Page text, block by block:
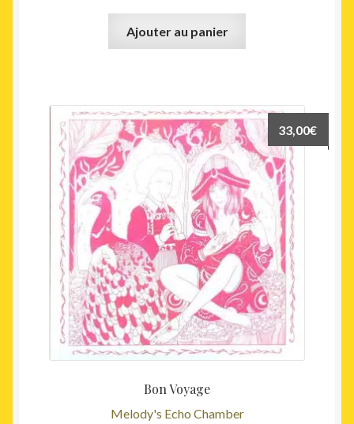
Ajouter au panier
Bon Voyage
Melody's Echo Chamber
33,00€